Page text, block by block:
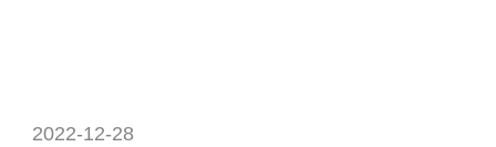
2022-12-28